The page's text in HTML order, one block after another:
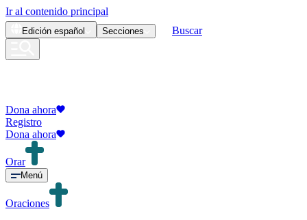
Ir al contenido principal
Edición español Secciones Buscar
Dona ahora
Registro
Dona ahora
Orar
Menú
Oraciones